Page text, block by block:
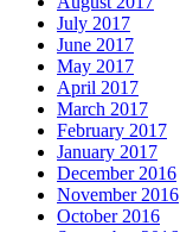
July 2017
June 2017
May 2017
April 2017
March 2017
February 2017
January 2017
December 2016
November 2016
October 2016